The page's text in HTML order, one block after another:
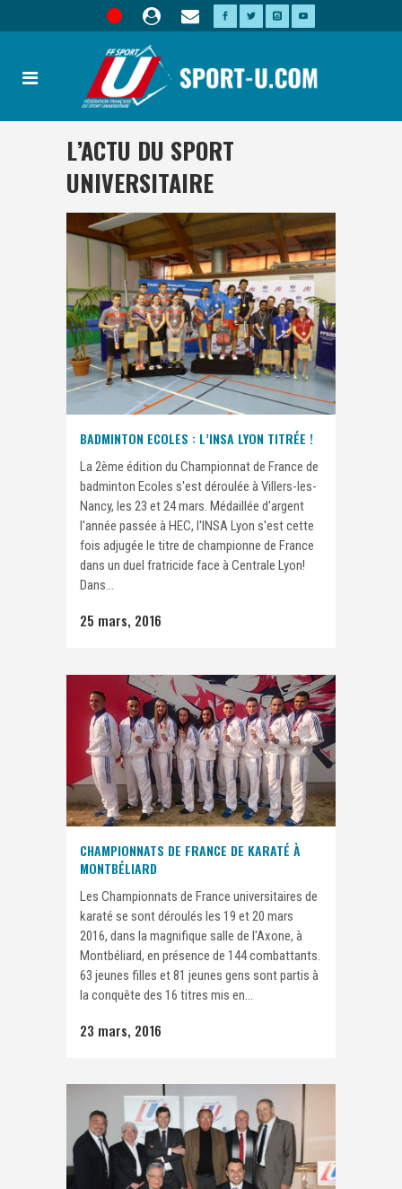
L’ACTU DU SPORT
UNIVERSITAIRE
BADMINTON ECOLES : L’INSA LYON TITRÉE !
La 2ème édition du Championnat de France de
badminton Ecoles s'est déroulée à Villers-les-
Nancy, les 23 et 24 mars. Médaillée d'argent
l'année passée à HEC, l'INSA Lyon s'est cette
fois adjugée le titre de championne de France
dans un duel fratricide face à Centrale Lyon!
Dans...
25 mars, 2016
CHAMPIONNATS DE FRANCE DE KARATÉ À
MONTBÉLIARD
Les Championnats de France universitaires de
karaté se sont déroulés les 19 et 20 mars
2016, dans la magnifique salle de l'Axone, à
Montbéliard, en présence de 144 combattants.
63 jeunes filles et 81 jeunes gens sont partis à
la conquête des 16 titres mis en...
23 mars, 2016